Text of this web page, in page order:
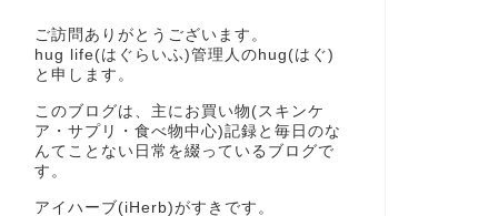
ご訪問ありがとうございます。
hug life(はぐらいふ)管理人のhug(はぐ)
と申します。
このブログは、主にお買い物(スキンケ
ア・サプリ・食べ物中心)記録と毎日のな
んてことない日常を綴っているブログで
す。
アイハーブ(iHerb)がすきです。